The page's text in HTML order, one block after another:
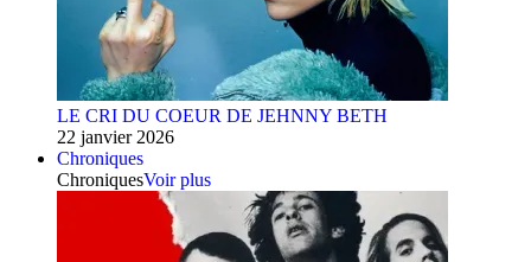
LE CRI DU COEUR DE JEHNNY BETH
22 janvier 2026
Chroniques
ChroniquesVoir plus